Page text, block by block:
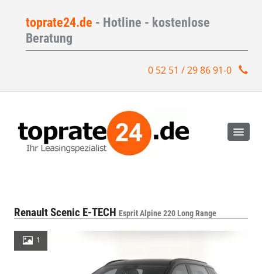
toprate24.de - Hotline - kostenlose
Beratung
0 52 51 / 29 86 91-0
Renault Scenic E-TECH Esprit Alpine 220 Long Range
1